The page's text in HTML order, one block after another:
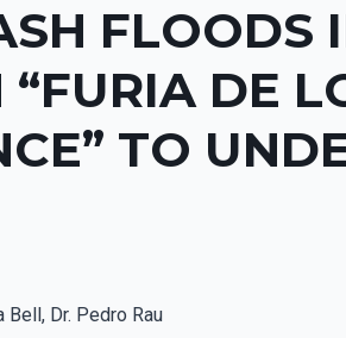
FLOODS
DE
TO
Bell, Dr. Pedro Rau